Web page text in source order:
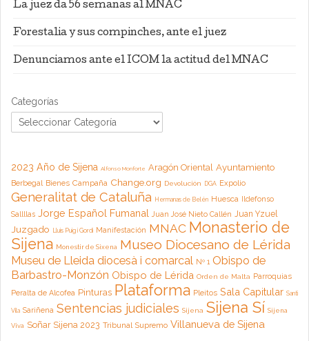
La juez da 56 semanas al MNAC
Forestalia y sus compinches, ante el juez
Denunciamos ante el ICOM la actitud del MNAC
Categorías
2023 Año de Sijena Alfonso Monforte Aragón Oriental Ayuntamiento
Berbegal Bienes Campaña Change.org Devolución DGA Expolio
Generalitat de Cataluña Hermanas de Belén Huesca
Ildefonso
Sallllas Jorge Español Fumanal Juan José Nieto Callén Juan Yzuel
Juzgado Lluis Puig i Gordi Manifestación MNAC Monasterio de
Sijena Monestir de Sixena Museo Diocesano de Lérida
Museu de Lleida diocesà i comarcal Nº 1 Obispo de
Barbastro-Monzón Obispo de Lérida Orden de Malta Parroquias
Peralta de Alcofea Pinturas Plataforma Pleitos Sala Capitular Santi
Vila Sariñena Sentencias judiciales Sijena Sijena Sí Sijena
Viva Soñar Sijena 2023 Tribunal Supremo Villanueva de Sijena